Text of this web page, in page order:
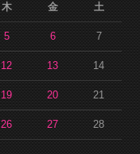
木 金 土
5 6 7
12 13 14
19 20 21
26 27 28